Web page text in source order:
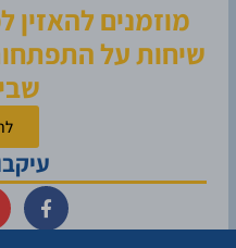
מוזמנים
שיחות על